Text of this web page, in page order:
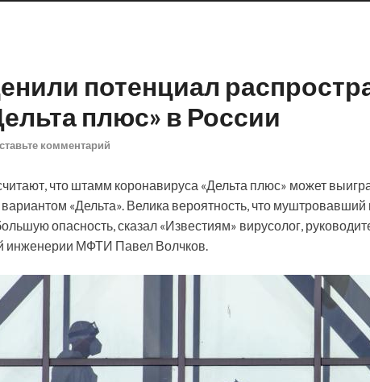
потенциал
плюс» в России
комментарий
что штамм коронавируса «Дельта плюс» может
«Дельта». Велика вероятность, что муштровавший
опасность, сказал «Известиям» вирусолог,
инженерии МФТИ Павел Волчков.